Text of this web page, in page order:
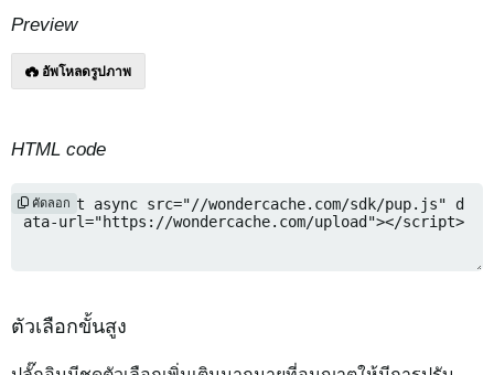
Preview
อัพโหลดรูปภาพ
HTML code
คัดลอก
ตัวเลือกขั้นสูง